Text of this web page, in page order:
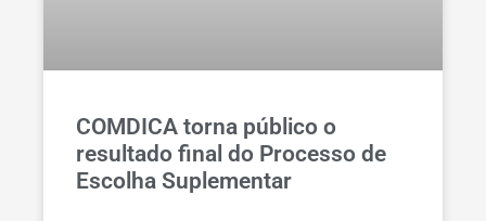
COMDICA torna público o
resultado final do Processo de
Escolha Suplementar